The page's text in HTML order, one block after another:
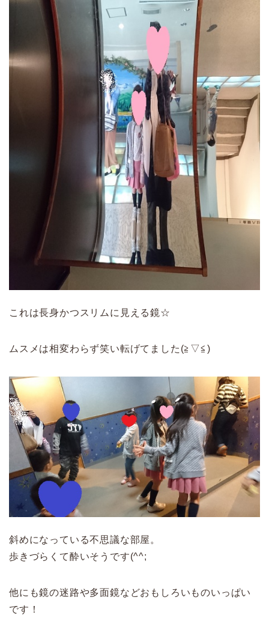
これは長身かつスリムに見える鏡☆
ムスメは相変わらず笑い転げてました(≧▽≦)
斜めになっている不思議な部屋。
歩きづらくて酔いそうです(^^;
他にも鏡の迷路や多面鏡などおもしろいものいっぱい
です！